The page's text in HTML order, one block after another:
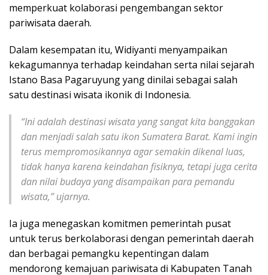
memperkuat kolaborasi pengembangan sektor
pariwisata daerah.
Dalam kesempatan itu, Widiyanti menyampaikan
kekagumannya terhadap keindahan serta nilai sejarah
Istano Basa Pagaruyung yang dinilai sebagai salah
satu destinasi wisata ikonik di Indonesia.
“Ini adalah destinasi wisata yang sangat kita banggakan
dan menjadi salah satu ikon Sumatera Barat. Kami ingin
terus mempromosikannya agar semakin dikenal luas,
tidak hanya karena keindahan fisiknya, tetapi juga cerita
dan nilai budaya yang disampaikan para pemandu
wisata,” ujarnya.
Ia juga menegaskan komitmen pemerintah pusat
untuk terus berkolaborasi dengan pemerintah daerah
dan berbagai pemangku kepentingan dalam
mendorong kemajuan pariwisata di Kabupaten Tanah